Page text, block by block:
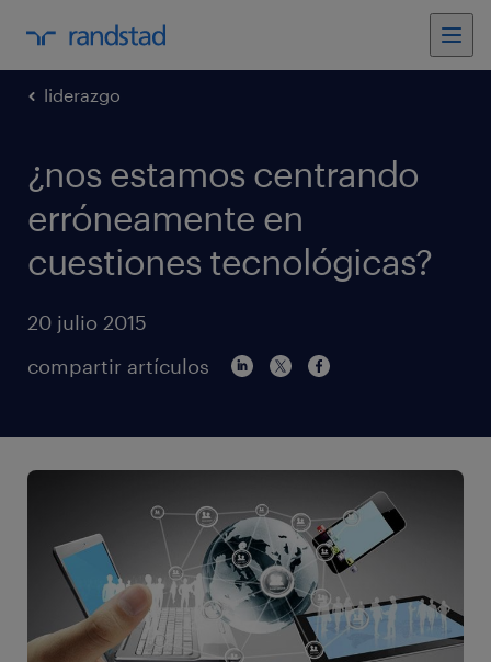
liderazgo
¿nos estamos centrando
erróneamente en
cuestiones tecnológicas?
20 julio 2015
compartir artículos